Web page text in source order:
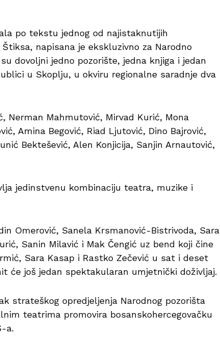
po tekstu jednog od najistaknutijih
napisana je ekskluzivno za Narodno
dovoljni jedno pozorište, jedna knjiga i jedan
u Skoplju, u okviru regionalne saradnje dva
Nerman Mahmutović, Mirvad Kurić, Mona
Amina Begović, Riad Ljutović, Dino Bajrović,
Bektešević, Alen Konjicija, Sanjin Arnautović,
jedinstvenu kombinaciju teatra, muzike i
Omerović, Sanela Krsmanović-Bistrivoda, Sara
Sanin Milavić i Mak Čengić uz bend koji čine
Sara Kasap i Rastko Zečević u sat i deset
će još jedan spektakularan umjetnički doživljaj.
strateškog opredjeljenja Narodnog pozorišta
teatrima promovira bosanskohercegovačku
a.